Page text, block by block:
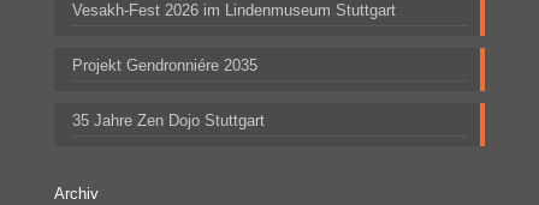
Vesakh-Fest 2026 im Lindenmuseum Stuttgart
Projekt Gendronniére 2035
35 Jahre Zen Dojo Stuttgart
Archiv